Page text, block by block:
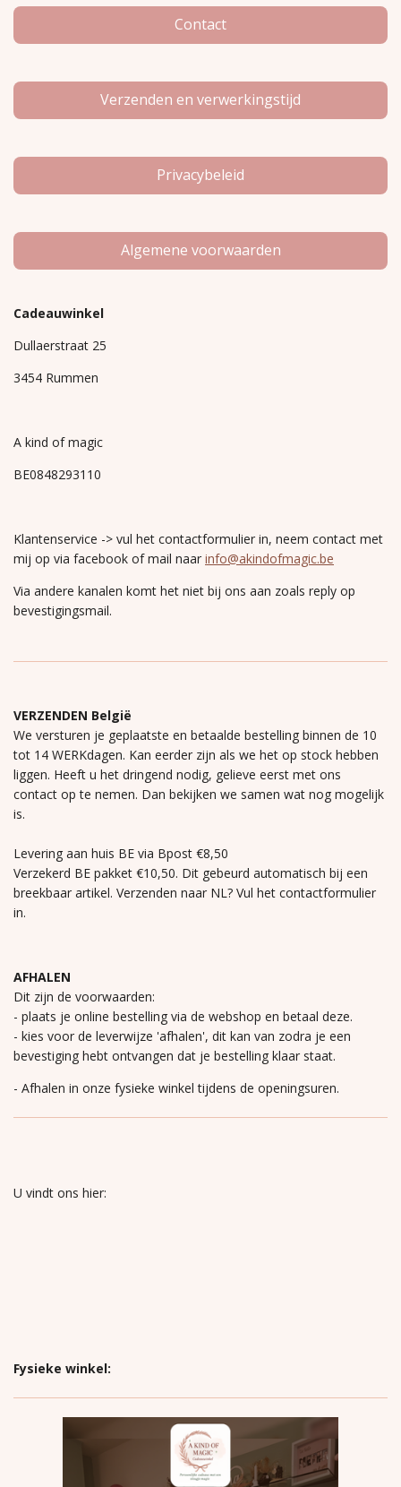
m
Contact
Verzenden en verwerkingstijd
Privacybeleid
Algemene voorwaarden
Cadeauwinkel
Dullaerstraat 25
3454 Rummen
A kind of magic
BE0848293110
Klantenservice -> vul het contactformulier in, neem contact met
mij op via facebook of mail naar info@akindofmagic.be
Via andere kanalen komt het niet bij ons aan zoals reply op
bevestigingsmail.
VERZENDEN België
We versturen je geplaatste en betaalde bestelling binnen de 10
tot 14 WERKdagen. Kan eerder zijn als we het op stock hebben
liggen. Heeft u het dringend nodig, gelieve eerst met ons
contact op te nemen. Dan bekijken we samen wat nog mogelijk
is.
Levering aan huis BE via Bpost €8,50
Verzekerd BE pakket €10,50. Dit gebeurd automatisch bij een
breekbaar artikel. Verzenden naar NL? Vul het contactformulier
in.
AFHALEN
Dit zijn de voorwaarden:
- plaats je online bestelling via de webshop en betaal deze.
- kies voor de leverwijze 'afhalen', dit kan van zodra je een
bevestiging hebt ontvangen dat je bestelling klaar staat.
- Afhalen in onze fysieke winkel tijdens de openingsuren.
U vindt ons hier:
Fysieke winkel: